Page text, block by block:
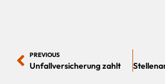
PREVIOUS
Unfallversicherung zahlt